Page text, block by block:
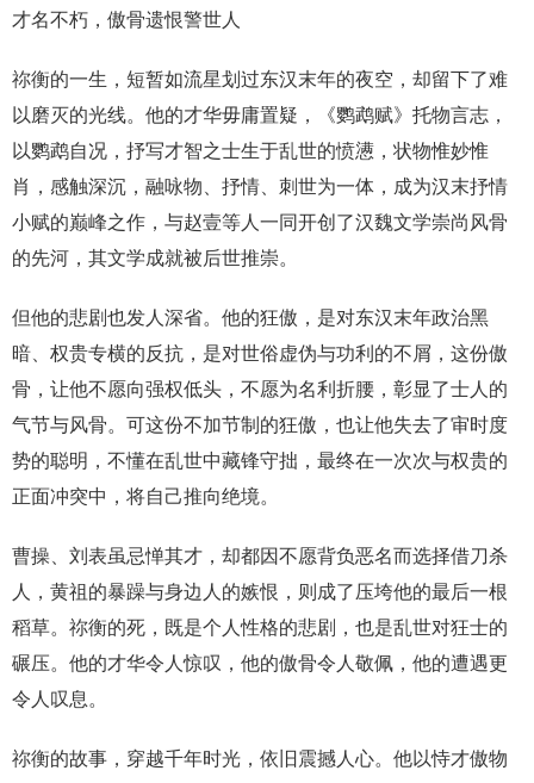
才名不朽，傲骨遗恨警世人
祢衡的一生，短暂如流星划过东汉末年的夜空，却留下了难
以磨灭的光线。他的才华毋庸置疑，《鹦鹉赋》托物言志，
以鹦鹉自况，抒写才智之士生于乱世的愤懑，状物惟妙惟
肖，感触深沉，融咏物、抒情、刺世为一体，成为汉末抒情
小赋的巅峰之作，与赵壹等人一同开创了汉魏文学崇尚风骨
的先河，其文学成就被后世推崇。
但他的悲剧也发人深省。他的狂傲，是对东汉末年政治黑
暗、权贵专横的反抗，是对世俗虚伪与功利的不屑，这份傲
骨，让他不愿向强权低头，不愿为名利折腰，彰显了士人的
气节与风骨。可这份不加节制的狂傲，也让他失去了审时度
势的聪明，不懂在乱世中藏锋守拙，最终在一次次与权贵的
正面冲突中，将自己推向绝境。
曹操、刘表虽忌惮其才，却都因不愿背负恶名而选择借刀杀
人，黄祖的暴躁与身边人的嫉恨，则成了压垮他的最后一根
稻草。祢衡的死，既是个人性格的悲剧，也是乱世对狂士的
碾压。他的才华令人惊叹，他的傲骨令人敬佩，他的遭遇更
令人叹息。
祢衡的故事，穿越千年时光，依旧震撼人心。他以恃才傲物